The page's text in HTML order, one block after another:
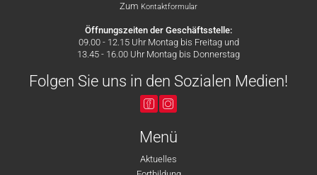
Zum Kontaktformular
Öffnungszeiten der Geschäftsstelle:
09.00 - 12.15 Uhr Montag bis Freitag und
13.45 - 16.00 Uhr Montag bis Donnerstag
Folgen Sie uns in den Sozialen Medien!
Menü
Aktuelles